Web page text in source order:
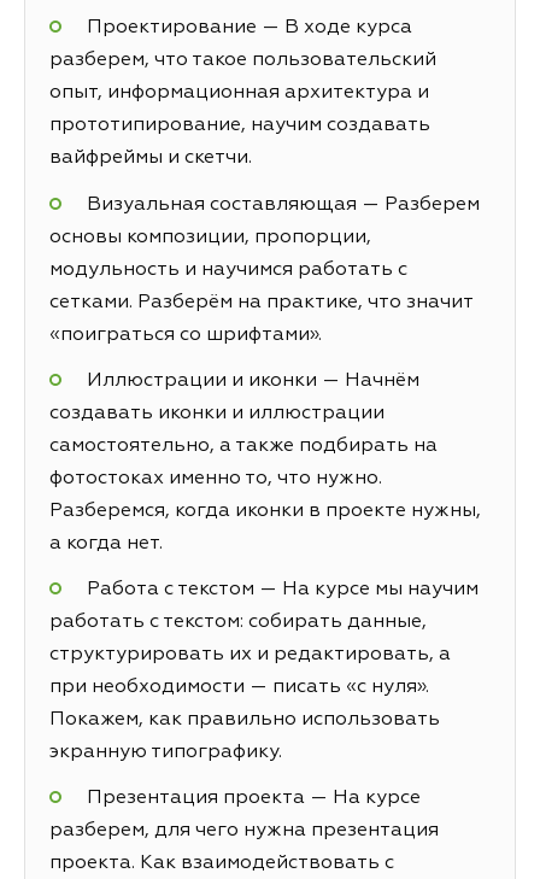
Проектирование — В ходе курса
разберем, что такое пользовательский
опыт, информационная архитектура и
прототипирование, научим создавать
вайфреймы и скетчи.
Визуальная составляющая — Разберем
основы композиции, пропорции,
модульность и научимся работать с
сетками. Разберём на практике, что значит
«поиграться со шрифтами».
Иллюстрации и иконки — Начнём
создавать иконки и иллюстрации
самостоятельно, а также подбирать на
фотостоках именно то, что нужно.
Разберемся, когда иконки в проекте нужны,
а когда нет.
Работа с текстом — На курсе мы научим
работать с текстом: собирать данные,
структурировать их и редактировать, а
при необходимости — писать «с нуля».
Покажем, как правильно использовать
экранную типографику.
Презентация проекта — На курсе
разберем, для чего нужна презентация
проекта. Как взаимодействовать с